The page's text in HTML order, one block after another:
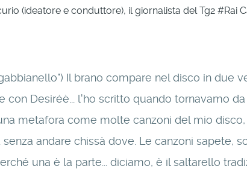
(ideatore e conduttore), il giornalista del Tg2 #Rai
Il brano compare nel disco in due
Desiréè... l'ho scritto quando tornavamo
metafora come molte canzoni del mio
senza andare chissà dove. Le canzoni sapete,
una è la parte... diciamo, è il saltarello